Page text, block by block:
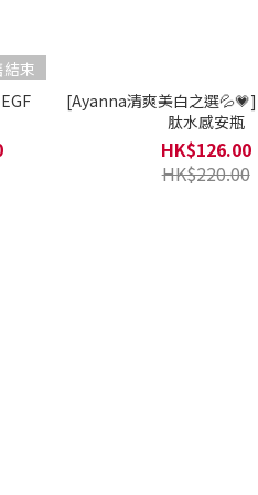
束
[Ayanna清爽美白之選
肽水感安瓶
HK$126.00
HK$220.00